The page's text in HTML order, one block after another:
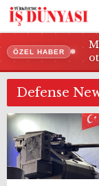
ÖZEL HABER
Defense